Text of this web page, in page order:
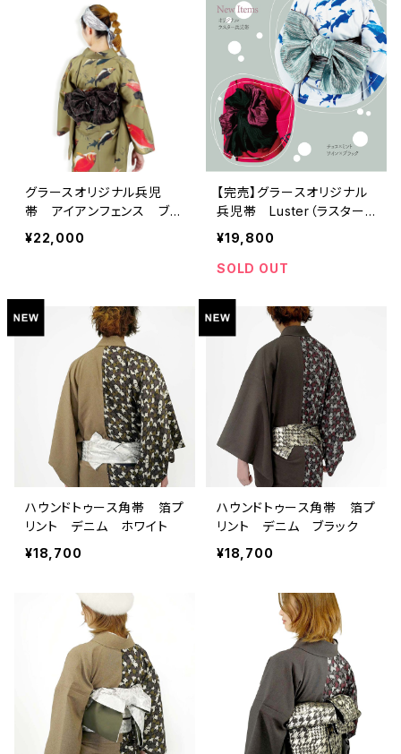
グラースオリジナル兵児
帯 アイアンフェンス ブラ
ウン×シルバー ポリエステ
ル100％
¥22,000
【完売】グラースオリジナル
兵児帯 Luster（ラスター）
チョコ×ミント ポリエステ
ル100％
¥19,800
SOLD OUT
ハウンドトゥース角帯 箔プ
リント デニム ホワイト
¥18,700
ハウンドトゥース角帯 箔プ
リント デニム ブラック
¥18,700